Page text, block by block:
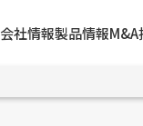
会社情報製品情報M&A